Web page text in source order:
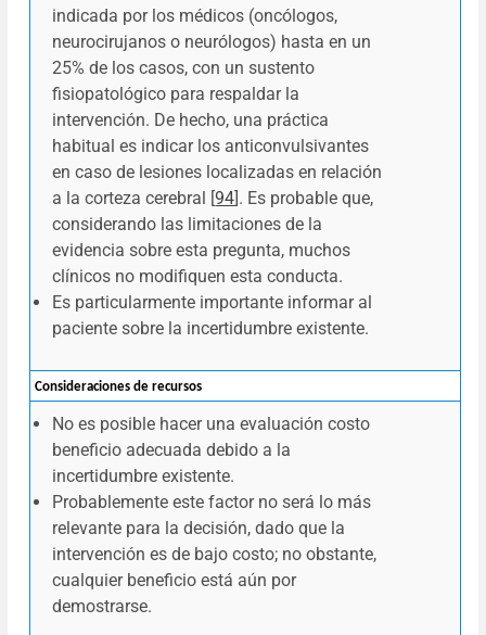
indicada por los médicos (oncólogos,
neurocirujanos o neurólogos) hasta en un
25% de los casos, con un sustento
fisiopatológico para respaldar la
intervención. De hecho, una práctica
habitual es indicar los anticonvulsivantes
en caso de lesiones localizadas en relación
a la corteza cerebral [94]. Es probable que,
considerando las limitaciones de la
evidencia sobre esta pregunta, muchos
clínicos no modifiquen esta conducta.
Es particularmente importante informar al
paciente sobre la incertidumbre existente.
Consideraciones de recursos
No es posible hacer una evaluación costo
beneficio adecuada debido a la
incertidumbre existente.
Probablemente este factor no será lo más
relevante para la decisión, dado que la
intervención es de bajo costo; no obstante,
cualquier beneficio está aún por
demostrarse.